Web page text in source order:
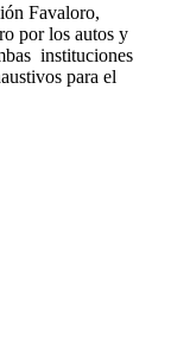
Favaloro,
por los autos y
instituciones
para el